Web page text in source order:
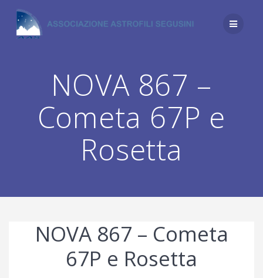
contenuto
NOVA 867 –
Cometa 67P e
Rosetta
NOVA 867 – Cometa
67P e Rosetta